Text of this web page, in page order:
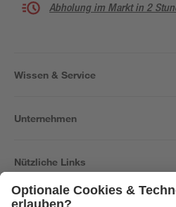
Abholung im Markt in 2
Wissen & Service
Unternehmen
Nützliche Links